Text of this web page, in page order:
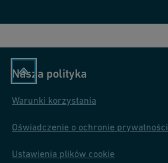
Nasza polityka
Warunki korzystania
Oświadczenie o ochronie prywatności
Ustawienia plików cookie